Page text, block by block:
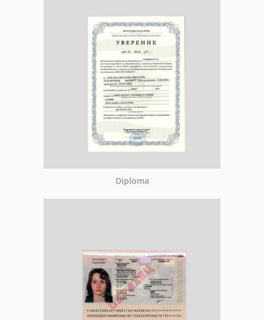
Diploma